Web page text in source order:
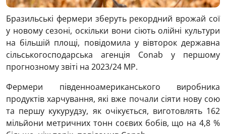
Бразильські фермери зберуть рекордний врожай сої
у новому сезоні, оскільки вони сіють олійні культури
на більшій площі, повідомила у вівторок державна
сільськогосподарська агенція Conab у першому
прогнозному звіті на 2023/24 МР.
Фермери південноамериканського виробника
продуктів харчування, які вже почали сіяти нову сою
та першу кукурудзу, як очікується, виготовлять 162
мільйони метричних тонн соєвих бобів, що на 4,8 %